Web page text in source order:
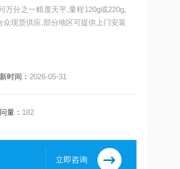
分之一精度天平,量程120g或220g,
现货供应.部分地区可提供上门安装
时间： 2026-05-31
量： 182
立即咨询